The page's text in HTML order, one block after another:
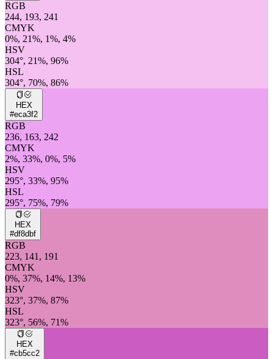
RGB
244, 193, 241
CMYK
0%, 21%, 1%, 4%
HSV
304°, 21%, 96%
HSL
304°, 70%, 86%
HEX
#eca3f2
RGB
236, 163, 242
CMYK
2%, 33%, 0%, 5%
HSV
295°, 33%, 95%
HSL
295°, 75%, 79%
HEX
#df8dbf
RGB
223, 141, 191
CMYK
0%, 37%, 14%, 13%
HSV
323°, 37%, 87%
HSL
323°, 56%, 71%
HEX
#cb5cc2